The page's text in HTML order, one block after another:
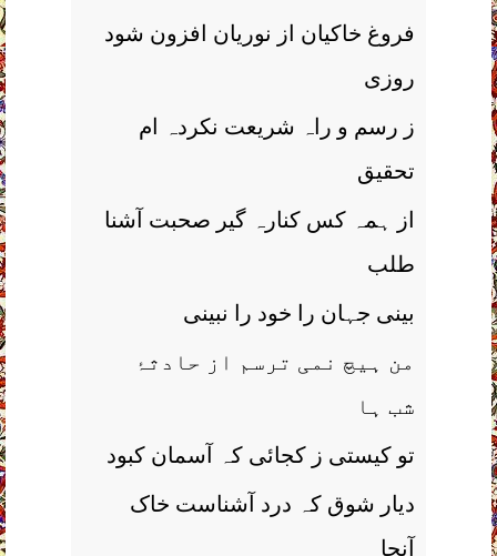
فروغ خاکیان از نوریان افزون شود
روزی
ز رسم و راہ شریعت نکردہ ام
تحقیق
از ہمہ کس کنارہ گیر صحبت آشنا
طلب
بینی جہان را خود را نبینی
من ہیچ نمی ترسم از حادثۂ
شب ہا
تو کیستی ز کجائی کہ آسمان کبود
دیار شوق کہ درد آشناست خاک
آنجا